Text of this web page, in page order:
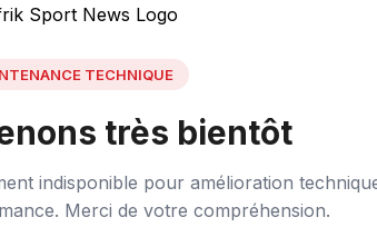
TECHNIQUE
très bientôt
indisponible pour amélioration
Merci de votre compréhension.